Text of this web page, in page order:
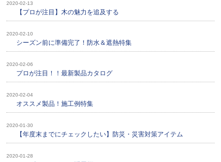
2020-02-13
【プロが注目】木の魅力を追及する
2020-02-10
シーズン前に準備完了！防水＆遮熱特集
2020-02-06
プロが注目！！最新製品カタログ
2020-02-04
オススメ製品！施工例特集
2020-01-30
【年度末までにチェックしたい】防災・災害対策アイテム
2020-01-28